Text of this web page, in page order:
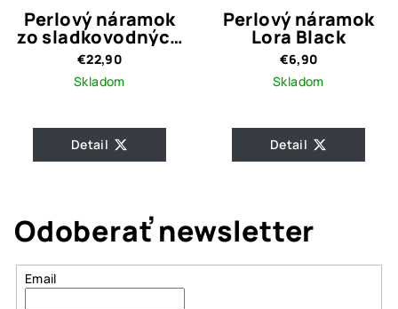
Perlový náramok
zo sladkovodných
perál 3.
€22,90
Skladom
Detail
Perlový náramok
Lora Black
€6,90
Skladom
Detail
Odoberať newsletter
Email